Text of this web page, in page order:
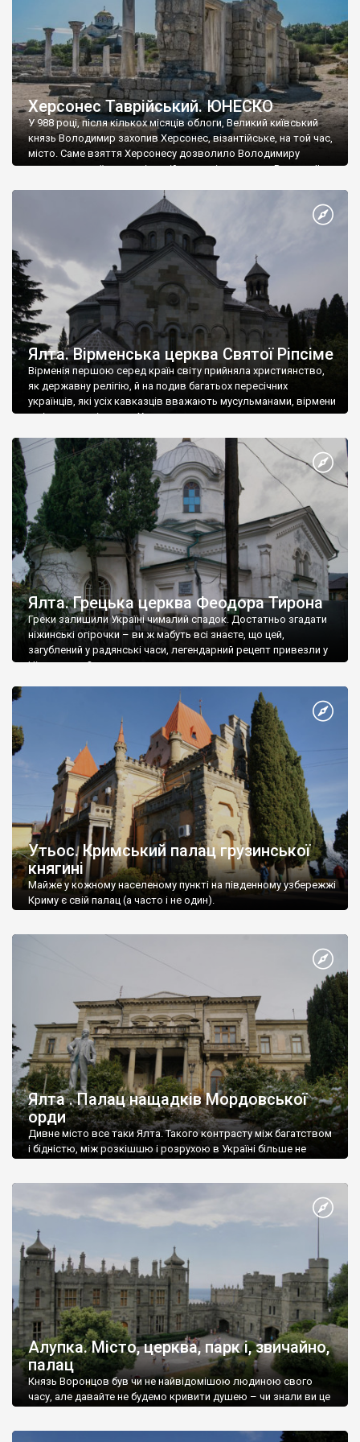
Херсонес Таврійський. ЮНЕСКО
У 988 році, після кількох місяців облоги, Великий київський
князь Володимир захопив Херсонес, візантійське, на той час,
місто. Саме взяття Херсонесу дозволило Володимиру
диктувати свої умови візантійському імператору Василю ІІ, та
Херсонесі Володимир-язичник, став Василем-християнином.
А потім було Хрещення Русі. На честь Херсонесу Таврійського
Ялта. Вірменська церква Святої Ріпсіме
Вірменія першою серед країн світу прийняла християнство,
як державну релігію, й на подив багатьох пересічних
українців, які усіх кавказців вважають мусульманами, вірмени
є відданими вірянами Христа
Ялта. Грецька церква Феодора Тирона
Греки залишили Україні чималий спадок. Достатньо згадати
ніжинські огірочки – ви ж мабуть всі знаєте, що цей,
загублений у радянські часи, легендарний рецепт привезли у
Ніжин греки?
Утьос. Кримський палац грузинської
княгині
Майже у кожному населеному пункті на південному узбережжі
Криму є свій палац (а часто і не один).
Ялта . Палац нащадків Мордовської
орди
Дивне місто все таки Ялта. Такого контрасту між багатством
і бідністю, між розкішшю і розрухою в Україні більше не
Алупка. Місто, церква, парк і, звичайно,
палац
Князь Воронцов був чи не найвідомішою людиною свого
часу, але давайте не будемо кривити душею – чи знали ви це